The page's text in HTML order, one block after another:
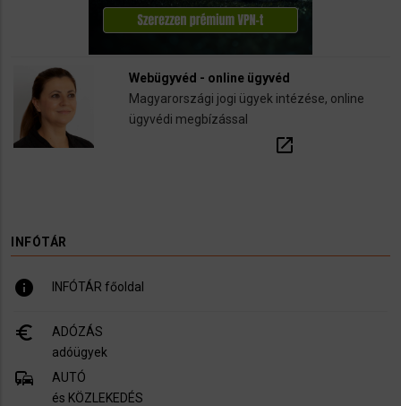
Webügyvéd - online ügyvéd
Magyarországi jogi ügyek intézése, online
ügyvédi megbízással
open_in_new
INFÓTÁR
info INFÓTÁR főoldal
euro_symbol
ADÓZÁS
adóügyek
commute
AUTÓ
és KÖZLEKEDÉS